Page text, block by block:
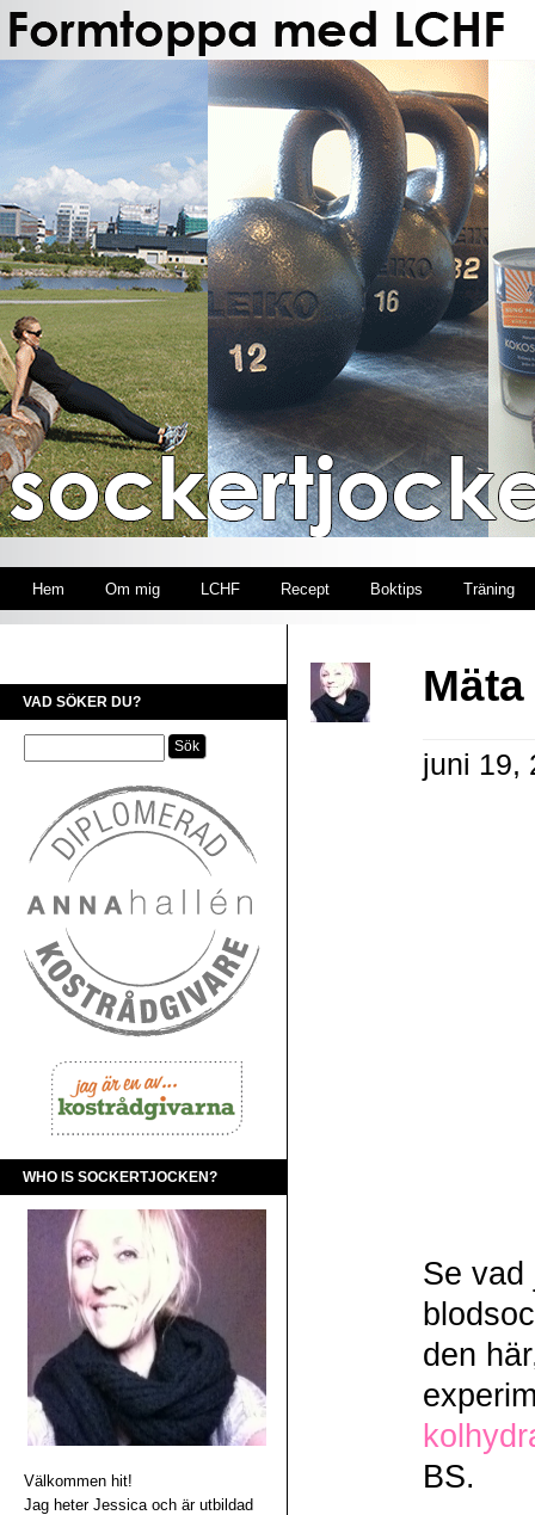
Hem Om mig LCHF Recept Boktips Träning
VAD SÖKER DU?
WHO IS SOCKERTJOCKEN?
Välkommen hit!
Jag heter Jessica och är utbildad
juni 19,
Se vad
den
BS.